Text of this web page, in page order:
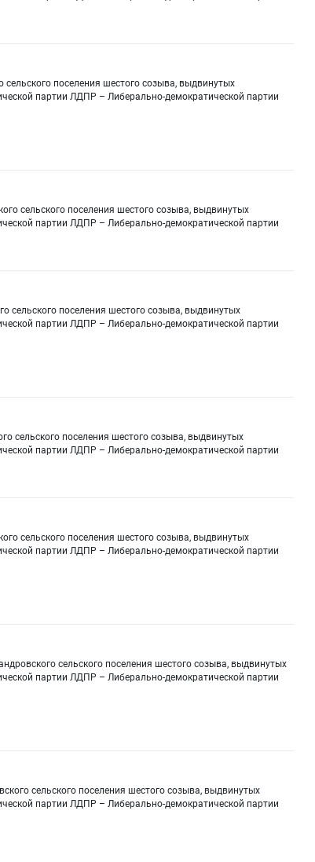
поселения шестого созыва, выдвинутых
партии ЛДПР – Либерально-демократической партии
сельского поселения шестого созыва, выдвинутых
партии ЛДПР – Либерально-демократической партии
сельского поселения шестого созыва, выдвинутых
партии ЛДПР – Либерально-демократической партии
сельского поселения шестого созыва, выдвинутых
партии ЛДПР – Либерально-демократической партии
сельского поселения шестого созыва, выдвинутых
партии ЛДПР – Либерально-демократической партии
сельского поселения шестого созыва, выдвинутых
партии ЛДПР – Либерально-демократической партии
сельского поселения шестого созыва, выдвинутых
партии ЛДПР – Либерально-демократической партии